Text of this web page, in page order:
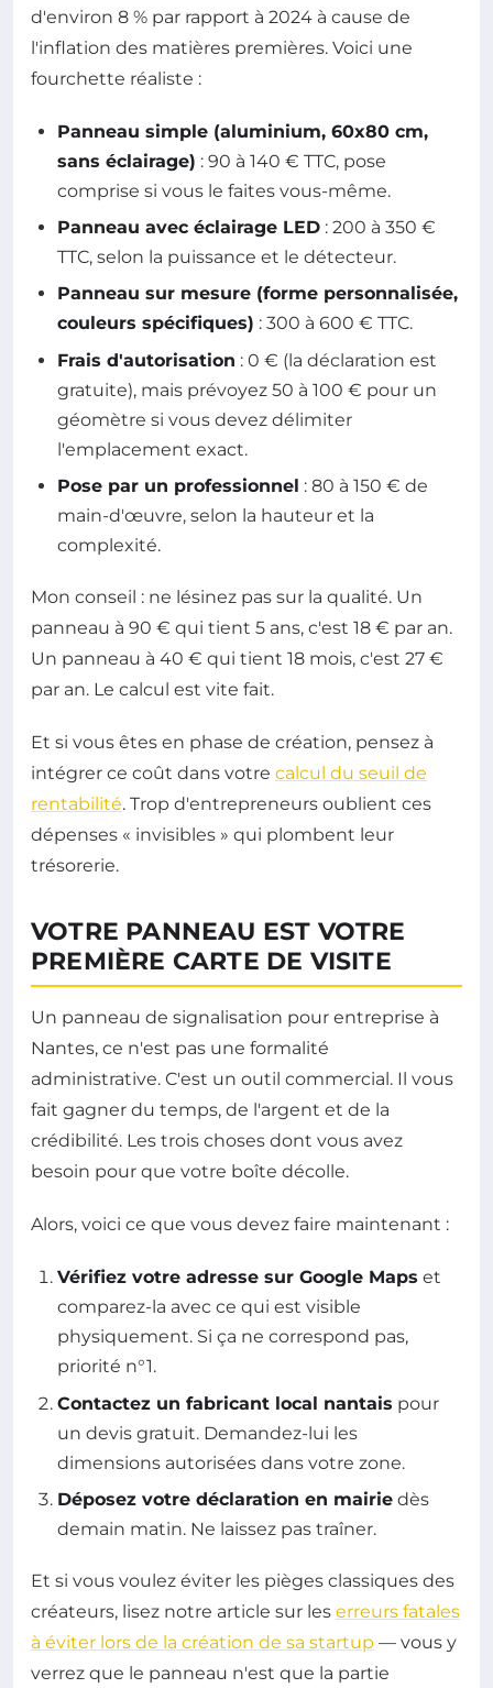
d'environ 8 % par rapport à 2024 à cause de
l'inflation des matières premières. Voici une
fourchette réaliste :
Panneau simple (aluminium, 60x80 cm,
sans éclairage) : 90 à 140 € TTC, pose
comprise si vous le faites vous-même.
Panneau avec éclairage LED : 200 à 350 €
TTC, selon la puissance et le détecteur.
Panneau sur mesure (forme personnalisée,
couleurs spécifiques) : 300 à 600 € TTC.
Frais d'autorisation : 0 € (la déclaration est
gratuite), mais prévoyez 50 à 100 € pour un
géomètre si vous devez délimiter
l'emplacement exact.
Pose par un professionnel : 80 à 150 € de
main-d'œuvre, selon la hauteur et la
complexité.
Mon conseil : ne lésinez pas sur la qualité. Un
panneau à 90 € qui tient 5 ans, c'est 18 € par an.
Un panneau à 40 € qui tient 18 mois, c'est 27 €
par an. Le calcul est vite fait.
Et si vous êtes en phase de création, pensez à
intégrer ce coût dans votre calcul du seuil de
rentabilité. Trop d'entrepreneurs oublient ces
dépenses « invisibles » qui plombent leur
trésorerie.
VOTRE PANNEAU EST VOTRE
PREMIÈRE CARTE DE VISITE
Un panneau de signalisation pour entreprise à
Nantes, ce n'est pas une formalité
administrative. C'est un outil commercial. Il vous
fait gagner du temps, de l'argent et de la
crédibilité. Les trois choses dont vous avez
besoin pour que votre boîte décolle.
Alors, voici ce que vous devez faire maintenant :
Vérifiez votre adresse sur Google Maps et
comparez-la avec ce qui est visible
physiquement. Si ça ne correspond pas,
priorité n°1.
Contactez un fabricant local nantais pour
un devis gratuit. Demandez-lui les
dimensions autorisées dans votre zone.
Déposez votre déclaration en mairie dès
demain matin. Ne laissez pas traîner.
Et si vous voulez éviter les pièges classiques des
créateurs, lisez notre article sur les erreurs fatales
à éviter lors de la création de sa startup — vous y
verrez que le panneau n'est que la partie